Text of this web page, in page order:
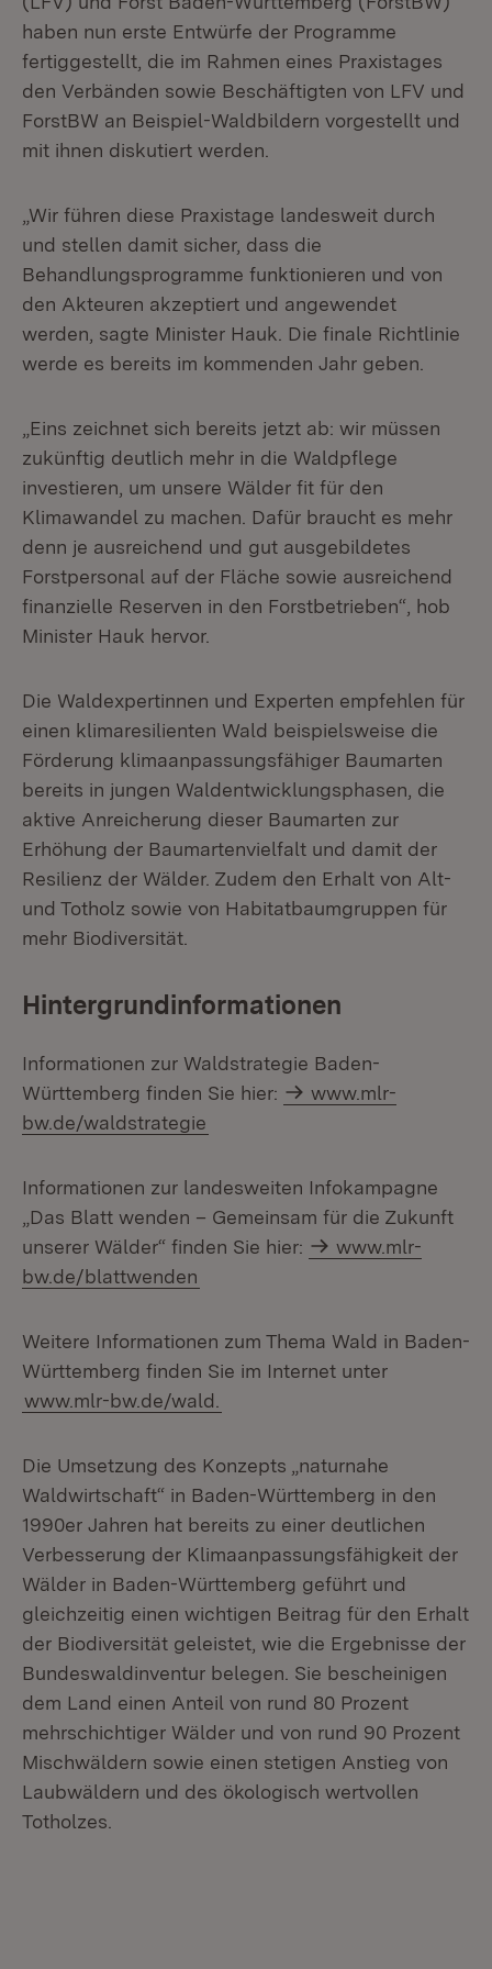
haben nun erste Entwürfe der Programme
fertiggestellt, die im Rahmen eines Praxistages
den Verbänden sowie Beschäftigten von LFV und
ForstBW an Beispiel-Waldbildern vorgestellt und
mit ihnen diskutiert werden.
„Wir führen diese Praxistage landesweit durch
und stellen damit sicher, dass die
Behandlungsprogramme funktionieren und von
den Akteuren akzeptiert und angewendet
werden, sagte Minister Hauk. Die finale Richtlinie
werde es bereits im kommenden Jahr geben.
„Eins zeichnet sich bereits jetzt ab: wir müssen
zukünftig deutlich mehr in die Waldpflege
investieren, um unsere Wälder fit für den
Klimawandel zu machen. Dafür braucht es mehr
denn je ausreichend und gut ausgebildetes
Forstpersonal auf der Fläche sowie ausreichend
finanzielle Reserven in den Forstbetrieben“, hob
Minister Hauk hervor.
Die Waldexpertinnen und Experten empfehlen für
einen klimaresilienten Wald beispielsweise die
Förderung klimaanpassungsfähiger Baumarten
bereits in jungen Waldentwicklungsphasen, die
aktive Anreicherung dieser Baumarten zur
Erhöhung der Baumartenvielfalt und damit der
Resilienz der Wälder. Zudem den Erhalt von Alt-
und Totholz sowie von Habitatbaumgruppen für
mehr Biodiversität.
Hintergrundinformationen
Informationen zur Waldstrategie Baden-
Württemberg finden Sie hier:
www.mlr-
bw.de/waldstrategie
Informationen zur landesweiten Infokampagne
„Das Blatt wenden – Gemeinsam für die Zukunft
unserer Wälder“ finden Sie hier:
www.mlr-
bw.de/blattwenden
Weitere Informationen zum Thema Wald in Baden-
Württemberg finden Sie im Internet unter
www.mlr-bw.de/wald.
Die Umsetzung des Konzepts „naturnahe
Waldwirtschaft“ in Baden-Württemberg in den
1990er Jahren hat bereits zu einer deutlichen
Verbesserung der Klimaanpassungsfähigkeit der
Wälder in Baden-Württemberg geführt und
gleichzeitig einen wichtigen Beitrag für den Erhalt
der Biodiversität geleistet, wie die Ergebnisse der
Bundeswaldinventur belegen. Sie bescheinigen
dem Land einen Anteil von rund 80 Prozent
mehrschichtiger Wälder und von rund 90 Prozent
Mischwäldern sowie einen stetigen Anstieg von
Laubwäldern und des ökologisch wertvollen
Totholzes.